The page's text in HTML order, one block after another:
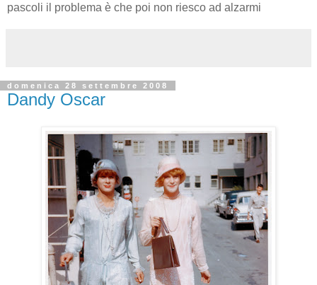
pascoli il problema è che poi non riesco ad alzarmi
domenica 28 settembre 2008
Dandy Oscar